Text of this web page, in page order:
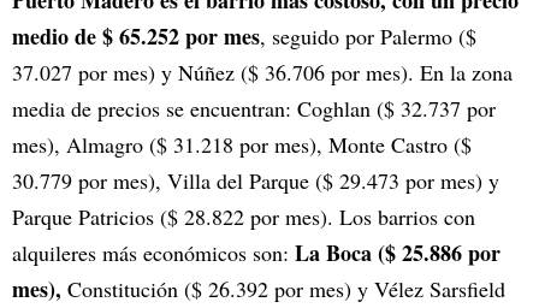
medio de $ 65.252 por mes, seguido por Palermo ($
37.027 por mes) y Núñez ($ 36.706 por mes). En la zona
media de precios se encuentran: Coghlan ($ 32.737 por
mes), Almagro ($ 31.218 por mes), Monte Castro ($
30.779 por mes), Villa del Parque ($ 29.473 por mes) y
Parque Patricios ($ 28.822 por mes). Los barrios con
alquileres más económicos son: La Boca ($ 25.886 por
mes), Constitución ($ 26.392 por mes) y Vélez Sarsfield